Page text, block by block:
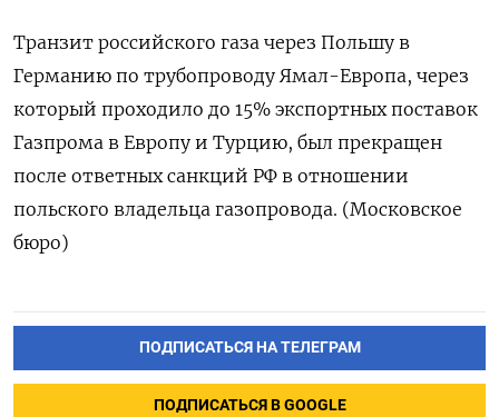
Транзит российского газа через Польшу в
Германию по трубопроводу Ямал-Европа, через
который проходило до 15% экспортных поставок
Газпрома в Европу и Турцию, был прекращен
после ответных санкций РФ в отношении
польского владельца газопровода. (Московское
бюро)
ПОДПИСАТЬСЯ НА ТЕЛЕГРАМ
ПОДПИСАТЬСЯ В GOOGLE